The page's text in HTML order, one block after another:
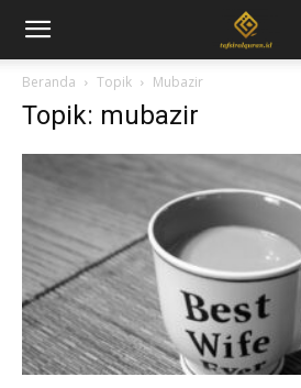
Beranda Topik Mubazir
Topik: mubazir